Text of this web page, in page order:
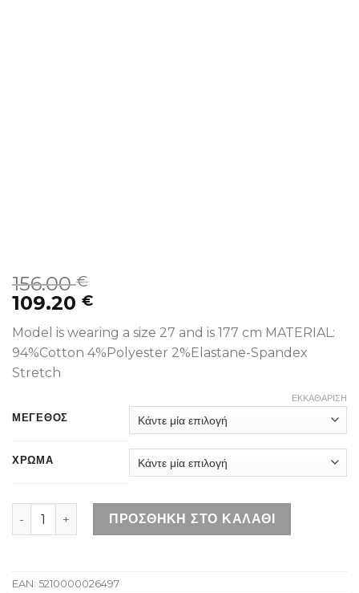
156.00€
109.20 €
Model is wearing a size 27 and is 177 cm MATERIAL:
94%Cotton 4%Polyester 2%Elastane-Spandex
Stretch
ΜΕΓΕΘΟΣ
ΧΡΩΜΑ
ΕΚΚΑΘΆΡΙΣΗ
DIESEL D-EBBEY 086AM ποσότητα
ΠΡΟΣΘΉΚΗ ΣΤΟ ΚΑΛΆΘΙ
EAN: 5210000026497